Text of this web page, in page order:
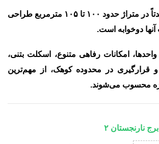
در متراژ حدود ۱۰۰ تا ۱۰۵ مترمربع
طراحی
دوخوابه است.
واحدها، امکانات رفاهی متنوع، اسکلت بتنی،
در محدوده کوهک، از مهم‌ترین
محسوب می‌شوند.
نارنجستان ۲